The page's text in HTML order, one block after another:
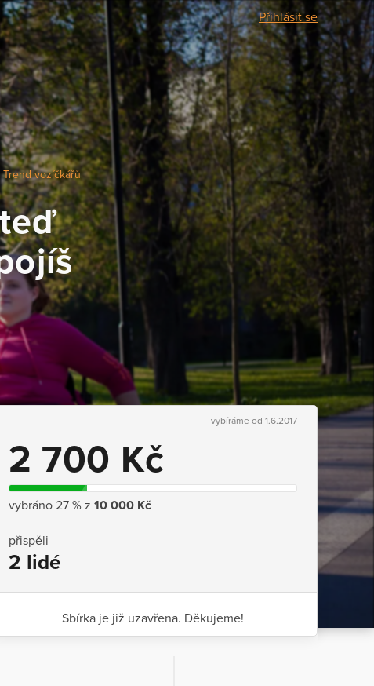
Přihlásit se
vozíčkářů
vybíráme od 1.6.2017
2 700 Kč
vybráno 27 % z 10 000 Kč
přispěli
2 lidé
Sbírka je již uzavřena. Děkujeme!